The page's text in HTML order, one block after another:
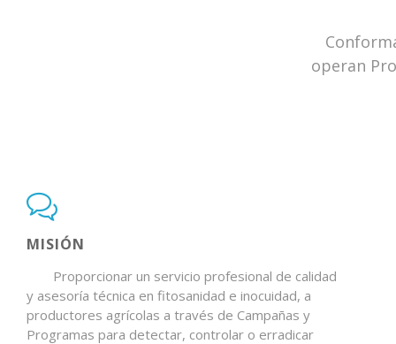
operan
MISIÓN
Proporcionar un servicio profesional de calidad
y asesoría técnica en fitosanidad e inocuidad, a
productores agrícolas a través de Campañas y
Programas para detectar, controlar o erradicar